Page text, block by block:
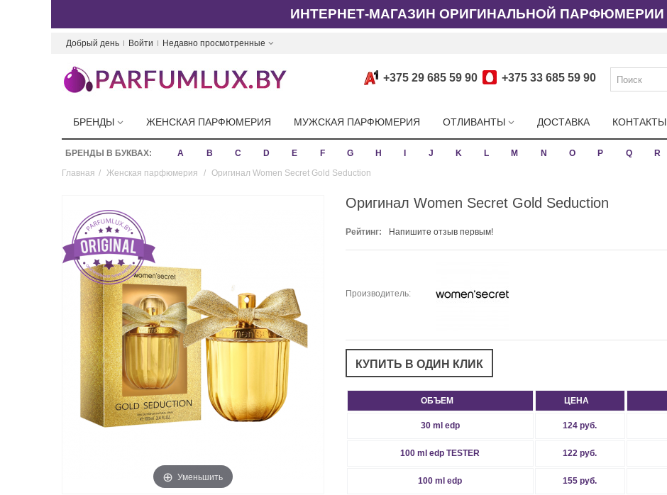
ИНТЕРНЕТ-МАГАЗИН ОРИГИНАЛЬНОЙ ПАРФЮМЕРИИ
Добрый день Войти Недавно просмотренные
+375 29 685 59 90 +375 33 685 59 90
БРЕНДЫ ЖЕНСКАЯ ПАРФЮМЕРИЯ МУЖСКАЯ ПАРФЮМЕРИЯ ОТЛИВАНТЫ ДОСТАВКА КОНТАКТЫ
БРЕНДЫ В БУКВАХ: A B C D E F G H J K L M N O P Q R
Главная / Женская парфюмерия / Оригинал Women Secret Gold Seduction
Уменьшить
Оригинал Women Secret Gold Seduction
Рейтинг: Напишите отзыв первым!
Производитель:
ОБЪЕМ ЦЕНА
30 ml edp 124 руб.
100 ml edp TESTER 122 руб.
100 ml edp 155 руб.